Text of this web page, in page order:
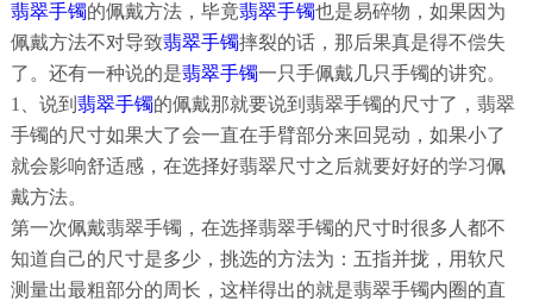
翡翠手镯的佩戴方法，毕竟翡翠手镯也是易碎物，如果因为
佩戴方法不对导致翡翠手镯摔裂的话，那后果真是得不偿失
了。还有一种说的是翡翠手镯一只手佩戴几只手镯的讲究。
1、说到 翡翠手镯的佩戴那就要说到翡翠手镯的尺寸了，翡翠
手镯的尺寸如果大了会一直在手臂部分来回晃动，如果小了
就会影响舒适感，在选择好翡翠尺寸之后就要好好的学习佩
戴方法。
第一次佩戴翡翠手镯，在选择翡翠手镯的尺寸时很多人都不
知道自己的尺寸是多少，挑选的方法为：五指并拢，用软尺
测量出最粗部分的周长，这样得出的就是翡翠手镯内圈的直